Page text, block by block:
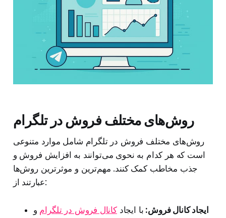
روش‌های مختلف فروش در تلگرام
روش‌های مختلف فروش در تلگرام شامل موارد متنوعی
است که هر کدام به نحوی می‌توانند به افزایش فروش و
جذب مخاطب کمک کنند. مهم‌ترین و موثرترین روش‌ها
عبارتند از:
ایجاد کانال فروش: با ایجادکانال فروش در تلگرام و